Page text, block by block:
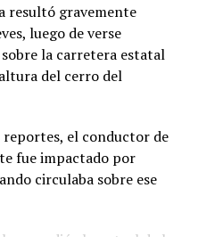
resultó gravemente
luego de verse
la carretera estatal
del cerro del
el conductor de
fue impactado por
circulaba sobre ese